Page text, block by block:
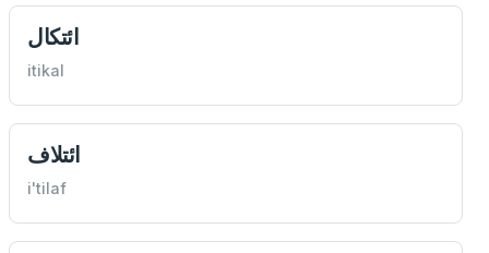
ائتكال
itikal
ائتلاف
i'tilaf